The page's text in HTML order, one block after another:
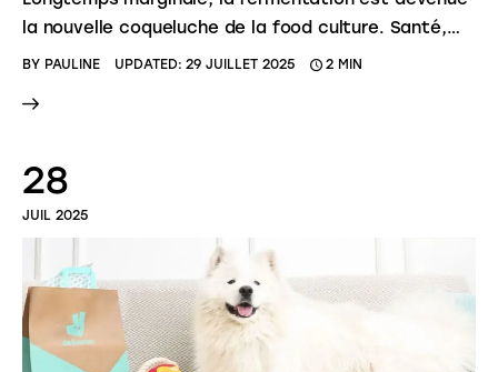
la nouvelle coqueluche de la food culture. Santé,…
BY PAULINE UPDATED: 29 JUILLET 2025 2 MIN
28
JUIL 2025